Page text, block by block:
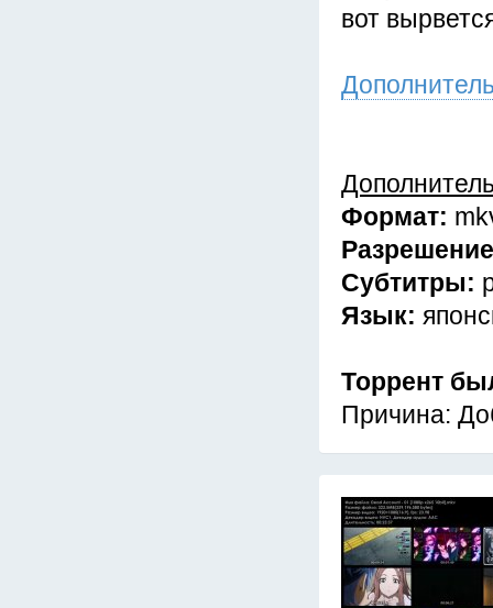
вот
Формат:
Субтитры:
Язык:
Торрент
Причина: